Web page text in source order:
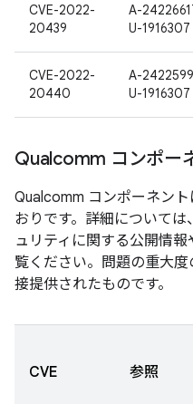
CVE-2022-
20439
A-
U-1916307
CVE-2022-
20440
A-
U-1916307
Qualcomm コンポー
Qualcomm コンポーネン
おりです。詳細について
ュリティに関する公開情
覧ください。問題の重大
接提供されたものです。
CVE 参照